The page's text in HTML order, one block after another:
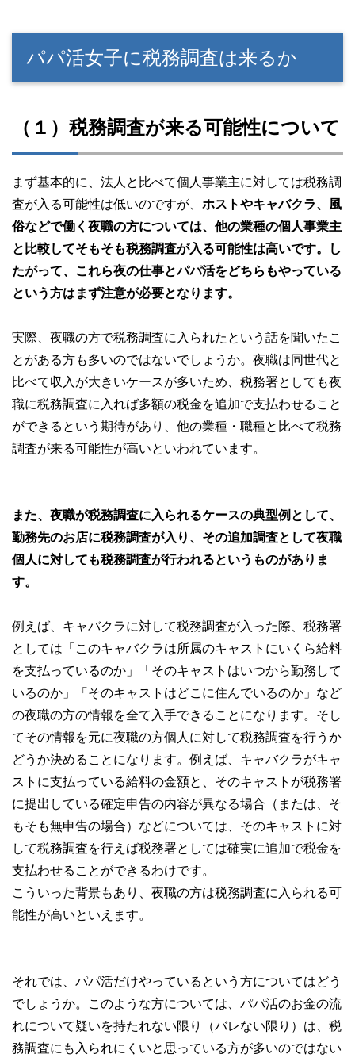
パパ活女子に税務調査は来るか
（１）税務調査が来る可能性について
まず基本的に、法人と比べて個人事業主に対しては税務調
査が入る可能性は低いのですが、 ホストやキャバクラ、風
俗などで働く夜職の方については、他の業種の個人事業主
と比較してそもそも税務調査が入る可能性は高いです。し
たがって、これら夜の仕事とパパ活をどちらもやっている
という方はまず注意が必要となります。
実際、夜職の方で税務調査に入られたという話を聞いたこ
とがある方も多いのではないでしょうか。夜職は同世代と
比べて収入が大きいケースが多いため、税務署としても夜
職に税務調査に入れば多額の税金を追加で支払わせること
ができるという期待があり、他の業種・職種と比べて税務
調査が来る可能性が高いといわれています。
また、夜職が税務調査に入られるケースの典型例として、
勤務先のお店に税務調査が入り、その追加調査として夜職
個人に対しても税務調査が行われるというものがありま
す。
例えば、キャバクラに対して税務調査が入った際、税務署
としては「このキャバクラは所属のキャストにいくら給料
を支払っているのか」「そのキャストはいつから勤務して
いるのか」「そのキャストはどこに住んでいるのか」など
の夜職の方の情報を全て入手できることになります。そし
てその情報を元に夜職の方個人に対して税務調査を行うか
どうか決めることになります。例えば、キャバクラがキャ
ストに支払っている給料の金額と、そのキャストが税務署
に提出している確定申告の内容が異なる場合（または、そ
もそも無申告の場合）などについては、そのキャストに対
して税務調査を行えば税務署としては確実に追加で税金を
支払わせることができるわけです。
こういった背景もあり、夜職の方は税務調査に入られる可
能性が高いといえます。
それでは、パパ活だけやっているという方についてはどう
でしょうか。このような方については、パパ活のお金の流
れについて疑いを持たれない限り（バレない限り）は、税
務調査にも入られにくいと思っている方が多いのではない